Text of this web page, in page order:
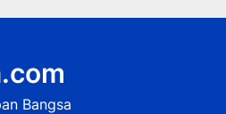
Bangsa